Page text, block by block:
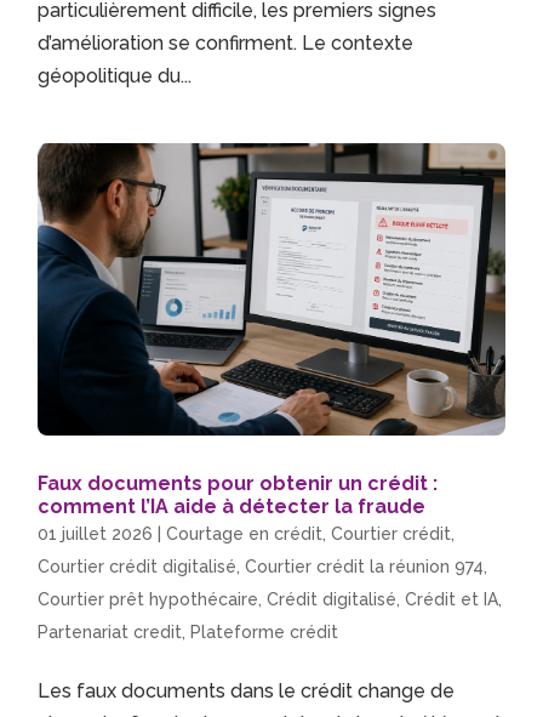
particulièrement difficile, les premiers signes
d’amélioration se confirment. Le contexte
géopolitique du...
Faux documents pour obtenir un crédit :
comment l’IA aide à détecter la fraude
01 juillet 2026 |Courtage en crédit ,Courtier crédit
Courtier crédit digitalisé ,Courtier crédit la réunion 974
Courtier prêt hypothécaire ,Crédit digitalisé ,Crédit et IA
Partenariat credit
Plateforme crédit
Les faux documents dans le crédit change de